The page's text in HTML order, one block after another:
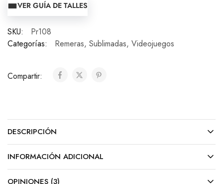
VER GUÍA DE TALLES
SKU:
Pr108
Categorías:
Remeras, Sublimadas, Videojuegos
Compartir:
DESCRIPCIÓN
INFORMACIÓN ADICIONAL
OPINIONES (3)